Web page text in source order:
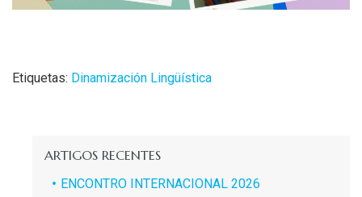
Etiquetas: Dinamización Lingüística
ARTIGOS RECENTES
ENCONTRO INTERNACIONAL 2026